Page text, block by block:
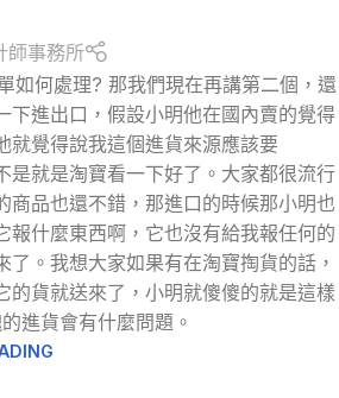
師事務所
如何處理? 那我們現在再講第二個，還
下進出口，假設小明他在國內賣的覺得
就覺得說我這個進貨來源應該要
是就是淘寶看一下好了。大家都很流行
商品也還不錯，那進口的時候那小明也
報什麼東西啊，它也沒有給我報任何的
。我想大家如果有在淘寶掏貨的話，
的貨就送來了，小明就傻傻的就是這樣
進貨會有什麼問題。